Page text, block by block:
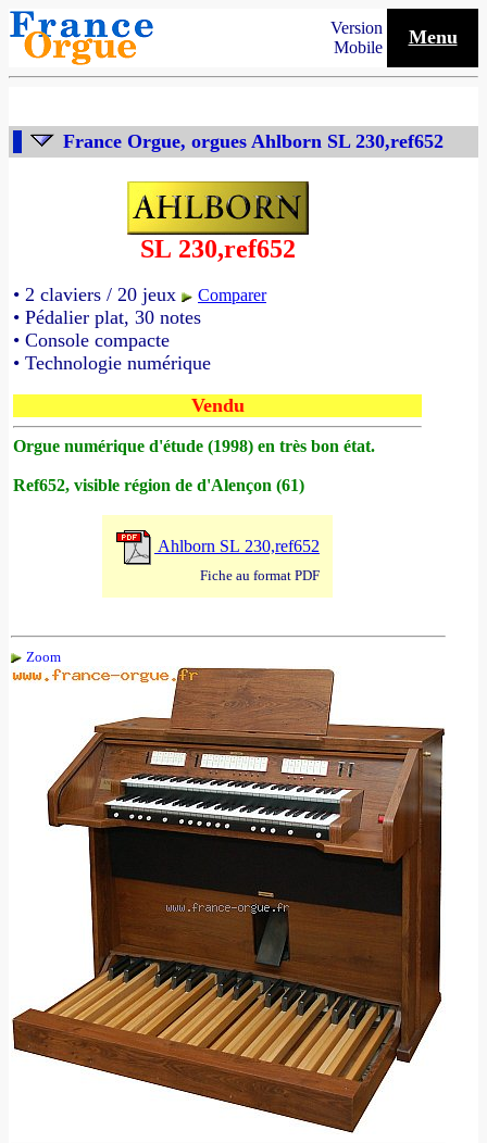
Version
Mobile
Menu
France Orgue, orgues Ahlborn SL 230,ref652
SL 230,ref652
• 2 claviers / 20 jeux Comparer
• Pédalier plat, 30 notes
• Console compacte
• Technologie numérique
Vendu
Orgue numérique d'étude (1998) en très bon état.
Ref652, visible région de d'Alençon (61)
Ahlborn SL 230,ref652
Fiche au format PDF
Zoom